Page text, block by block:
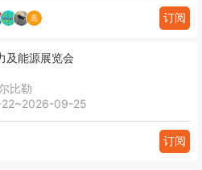
订阅
及能源展览会
比勒
09-25
订阅